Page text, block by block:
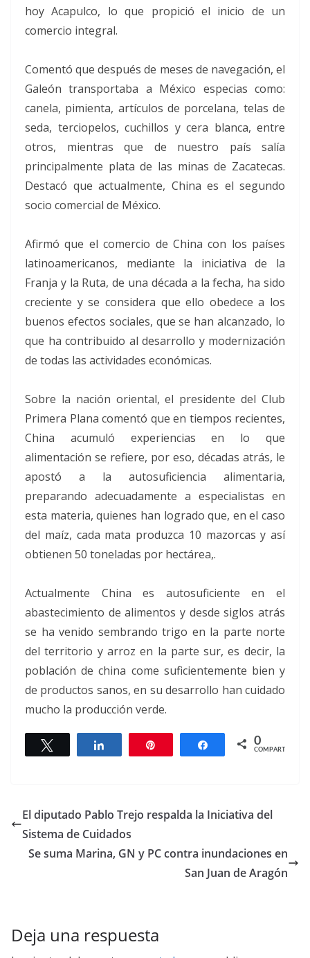
hoy Acapulco, lo que propició el inicio de un
comercio integral.
Comentó que después de meses de navegación, el
Galeón transportaba a México especias como:
canela, pimienta, artículos de porcelana, telas de
seda, terciopelos, cuchillos y cera blanca, entre
otros, mientras que de nuestro país salía
principalmente plata de las minas de Zacatecas.
Destacó que actualmente, China es el segundo
socio comercial de México.
Afirmó que el comercio de China con los países
latinoamericanos, mediante la iniciativa de la
Franja y la Ruta, de una década a la fecha, ha sido
creciente y se considera que ello obedece a los
buenos efectos sociales, que se han alcanzado, lo
que ha contribuido al desarrollo y modernización
de todas las actividades económicas.
Sobre la nación oriental, el presidente del Club
Primera Plana comentó que en tiempos recientes,
China acumuló experiencias en lo que
alimentación se refiere, por eso, décadas atrás, le
apostó a la autosuficiencia alimentaria,
preparando adecuadamente a especialistas en
esta materia, quienes han logrado que, en el caso
del maíz, cada mata produzca 10 mazorcas y así
obtienen 50 toneladas por hectárea,.
Actualmente China es autosuficiente en el
abastecimiento de alimentos y desde siglos atrás
se ha venido sembrando trigo en la parte norte
del territorio y arroz en la parte sur, es decir, la
población de china come suficientemente bien y
de productos sanos, en su desarrollo han cuidado
mucho la producción verde.
Twittear Compartir Compartir
0
COMPARTIR
El diputado Pablo Trejo respalda la Iniciativa del
Sistema de Cuidados
Se suma Marina, GN y PC contra inundaciones en
San Juan de Aragón
Deja una respuesta